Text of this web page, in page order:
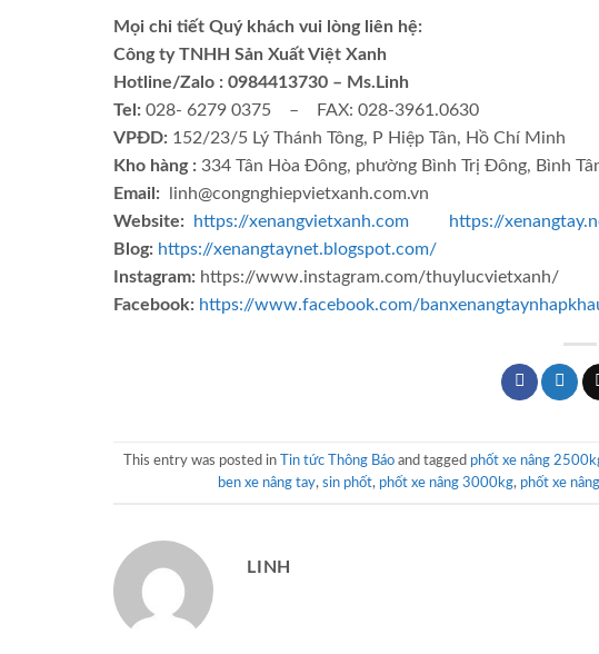
Mọi chi tiết Quý khách vui lòng liên hệ:
Công ty TNHH Sản Xuất Việt Xanh
Hotline/Zalo : 0984413730 – Ms.Linh
Tel: 028- 6279 0375 – FAX: 028-3961.0630
VPĐD: 152/23/5 Lý Thánh Tông, P Hiệp Tân, Hồ Chí Minh
Kho hàng : 334 Tân Hòa Đông, phường Bình Trị Đông, Bình
Email: linh@congnghiepvietxanh.com.vn
Website:
https://xenangvietxanh.com
https://
Blog: https://xenangtaynet.blogspot.com/
Instagram: https://www.instagram.com/thuylucvietxanh/
Facebook: https://www.facebook.com/
This entry was posted in Tin tức Thông Báo and tagged phốt xe nâng
ben xe nâng tay, sin phốt, phốt xe nâng 3000kg, phốt xe
LINH